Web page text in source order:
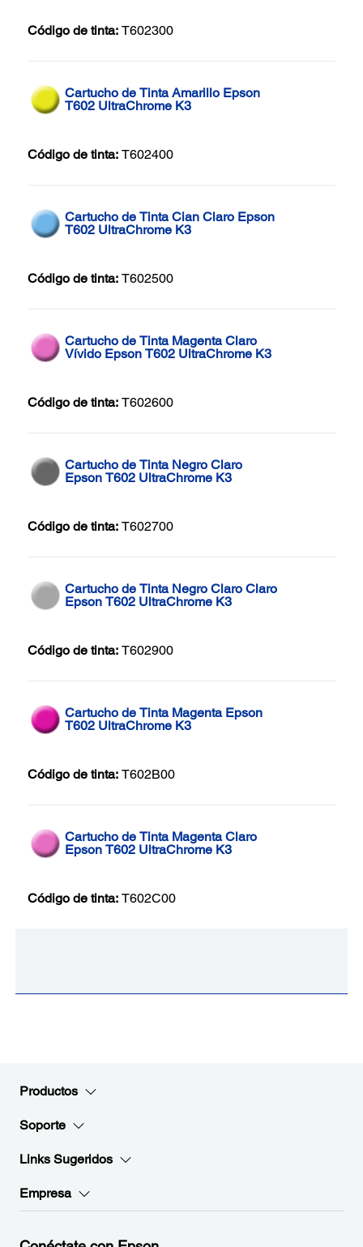
Código de tinta: T602300
Cartucho de Tinta Amarillo Epson
T602 UltraChrome K3
Código de tinta: T602400
Cartucho de Tinta Cian Claro Epson
T602 UltraChrome K3
Código de tinta: T602500
Cartucho de Tinta Magenta Claro
Vívido Epson T602 UltraChrome K3
Código de tinta: T602600
Cartucho de Tinta Negro Claro
Epson T602 UltraChrome K3
Código de tinta: T602700
Cartucho de Tinta Negro Claro Claro
Epson T602 UltraChrome K3
Código de tinta: T602900
Cartucho de Tinta Magenta Epson
T602 UltraChrome K3
Código de tinta: T602B00
Cartucho de Tinta Magenta Claro
Epson T602 UltraChrome K3
Código de tinta: T602C00
Productos
Soporte
Links Sugeridos
Empresa